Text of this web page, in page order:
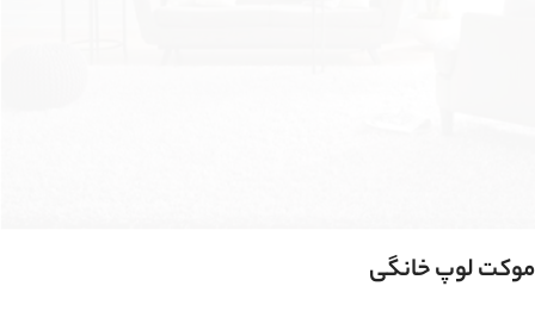
موکت لوپ خانگی